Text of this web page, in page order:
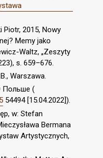
Piotr, 2015, Nowy
Memy jako
Waltz, „Zeszyty
s. 659–676.
Warszawa.
Польше (
54494 [15.04.2022]).
w: Stefan
Bermana
Artystycznych,